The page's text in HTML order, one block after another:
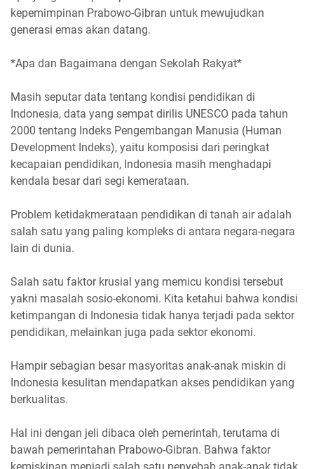
kepemimpinan Prabowo-Gibran untuk mewujudkan
generasi emas akan datang.
*Apa dan Bagaimana dengan Sekolah Rakyat*
Masih seputar data tentang kondisi pendidikan di
Indonesia, data yang sempat dirilis UNESCO pada tahun
2000 tentang Indeks Pengembangan Manusia (Human
Development Indeks), yaitu komposisi dari peringkat
kecapaian pendidikan, Indonesia masih menghadapi
kendala besar dari segi kemerataan.
Problem ketidakmerataan pendidikan di tanah air adalah
salah satu yang paling kompleks di antara negara-negara
lain di dunia.
Salah satu faktor krusial yang memicu kondisi tersebut
yakni masalah sosio-ekonomi. Kita ketahui bahwa kondisi
ketimpangan di Indonesia tidak hanya terjadi pada sektor
pendidikan, melainkan juga pada sektor ekonomi.
Hampir sebagian besar masyoritas anak-anak miskin di
Indonesia kesulitan mendapatkan akses pendidikan yang
berkualitas.
Hal ini dengan jeli dibaca oleh pemerintah, terutama di
bawah pemerintahan Prabowo-Gibran. Bahwa faktor